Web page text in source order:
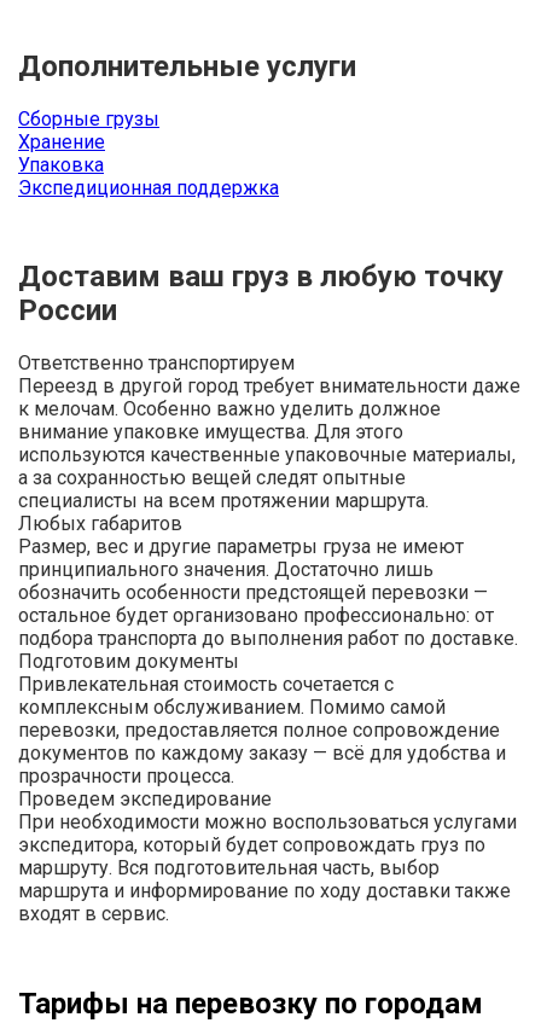
Дополнительные услуги
Сборные грузы
Хранение
Упаковка
Экспедиционная поддержка
Доставим ваш груз в любую точку
России
Ответственно транспортируем
Переезд в другой город требует внимательности даже
к мелочам. Особенно важно уделить должное
внимание упаковке имущества. Для этого
используются качественные упаковочные материалы,
а за сохранностью вещей следят опытные
специалисты на всем протяжении маршрута.
Любых габаритов
Размер, вес и другие параметры груза не имеют
принципиального значения. Достаточно лишь
обозначить особенности предстоящей перевозки —
остальное будет организовано профессионально: от
подбора транспорта до выполнения работ по доставке.
Подготовим документы
Привлекательная стоимость сочетается с
комплексным обслуживанием. Помимо самой
перевозки, предоставляется полное сопровождение
документов по каждому заказу — всё для удобства и
прозрачности процесса.
Проведем экспедирование
При необходимости можно воспользоваться услугами
экспедитора, который будет сопровождать груз по
маршруту. Вся подготовительная часть, выбор
маршрута и информирование по ходу доставки также
входят в сервис.
Тарифы на перевозку по городам